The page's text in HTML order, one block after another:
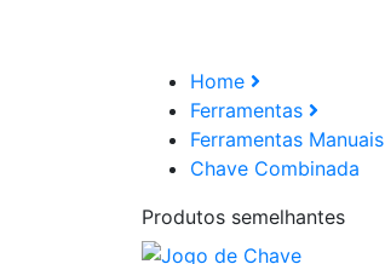
Home
Ferramentas
Ferramentas Manuais
Chave Combinada
Produtos semelhantes